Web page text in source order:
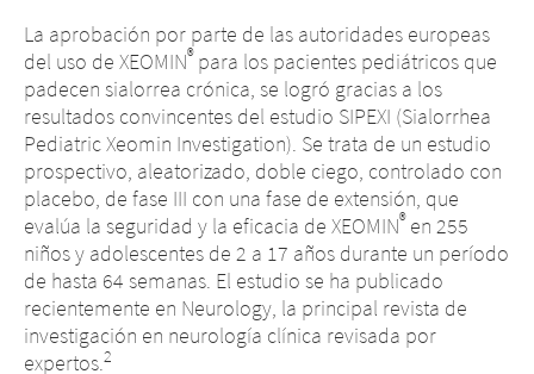
La aprobación por parte de las autoridades europeas
del uso de XEOMIN®para los pacientes pediátricos que
padecen sialorrea crónica, se logró gracias a los
resultados convincentes del estudio SIPEXI (Sialorrhea
Pediatric Xeomin Investigation). Se trata de un estudio
prospectivo, aleatorizado, doble ciego, controlado con
placebo, de fase III con una fase de extensión, que
evalúa la seguridad y la eficacia de XEOMIN®en 255
niños y adolescentes de 2 a 17 años durante un período
de hasta 64 semanas. El estudio se ha publicado
recientemente en Neurology, la principal revista de
investigación en neurología clínica revisada por
expertos.2